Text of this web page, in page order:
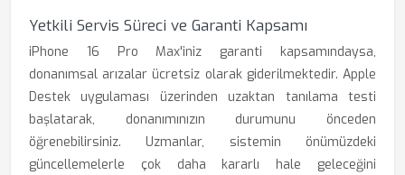
Yetkili Servis Süreci ve Garanti Kapsamı
iPhone 16 Pro Max'iniz garanti kapsamındaysa,
donanımsal arızalar ücretsiz olarak giderilmektedir. Apple
Destek uygulaması üzerinden uzaktan tanılama testi
başlatarak, donanımınızın durumunu önceden
öğrenebilirsiniz. Uzmanlar, sistemin önümüzdeki
güncellemelerle çok daha kararlı hale geleceğini